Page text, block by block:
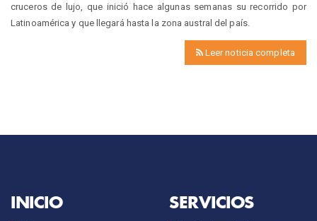
cruceros de lujo, que inició hace algunas semanas su recorrido por
Latinoamérica y que llegará hasta la zona austral del país.
Leer noticia completa
INICIO SERVICIOS